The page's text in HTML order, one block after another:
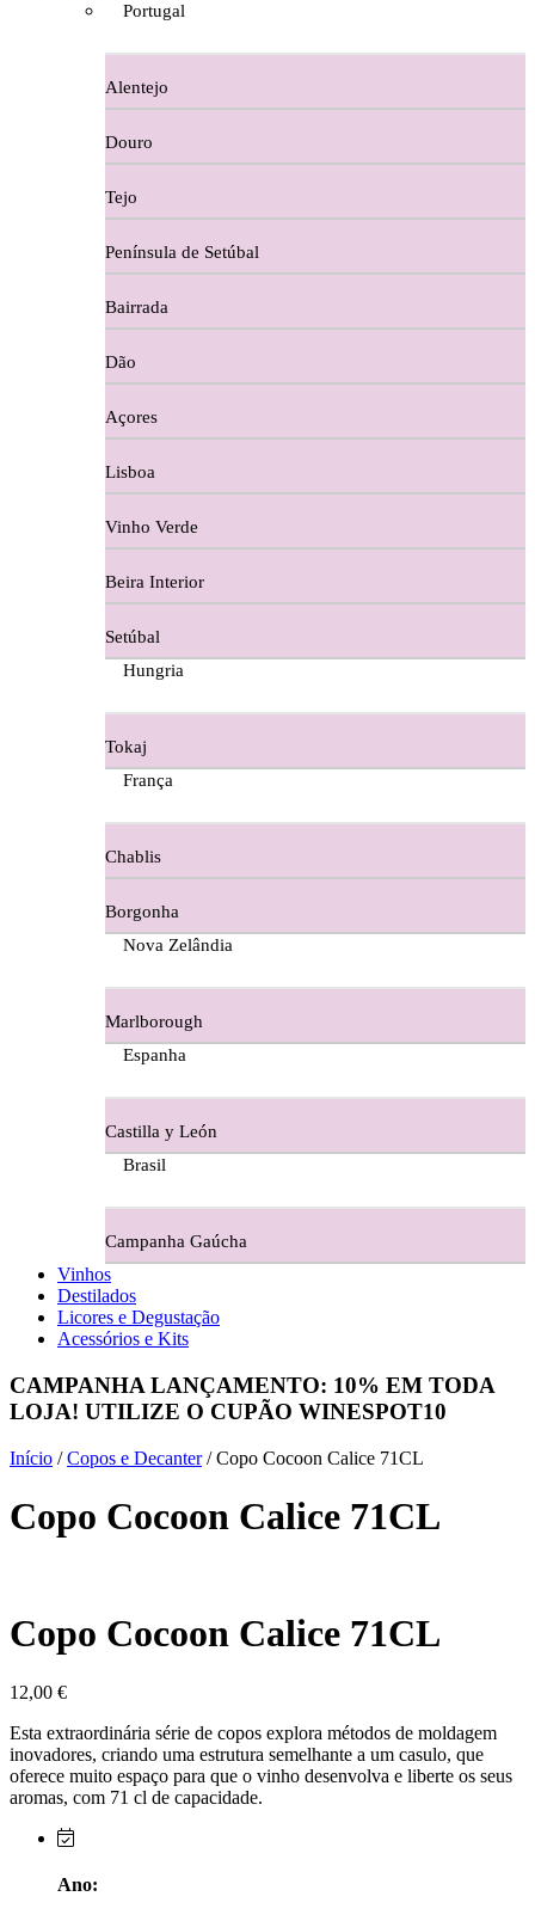
Casa Dos Migueis Douro
Casa Relvas Alentejo
Caves de São João - Bairrada
Charcutaria
Copos e Decanter
Cortes De Reguengo Douro
Digestivos
Divai - Alentejo
Dona Sancha Dão
Doroteia Douro
Ermelinda Freitas - Setubal
Evidencia Dão
Ferraz Wine - Beira Interior
Figueira Coriga - Alentejo
Guerreiro Vinhos - Bairrada
Herdade da Lisboa Alentejo
Herdade Do Freixo - Alentejo
Herdade do Moinho Branco - Alentejo
Herdade do Sobroso Alentejo
Herdade dos Coteis Alentejo
Herdade Papa Leite - Alentejo
Isento - Douro
João Tique - Top Wines - Alentejo
Julian Reynolds - Alentejo
Portugal
Alentejo
Douro
Tejo
Península de Setúbal
Bairrada
Dão
Açores
Lisboa
Vinho Verde
Beira Interior
Setúbal
Hungria
Tokaj
França
Chablis
Borgonha
Nova Zelândia
Marlborough
Espanha
Castilla y León
Brasil
Campanha Gaúcha
Vinhos
Destilados
Licores e Degustação
Acessórios e Kits
CAMPANHA LANÇAMENTO: 10% EM TODA
LOJA! UTILIZE O CUPÃO WINESPOT10
Início /Copos e Decanter/ Copo Cocoon Calice 71CL
Copo Cocoon Calice 71CL
Copo Cocoon Calice 71CL
12,00 €
Esta extraordinária série de copos explora métodos de moldagem
inovadores, criando uma estrutura semelhante a um casulo, que
oferece muito espaço para que o vinho desenvolva e liberte os seus
aromas, com 71 cl de capacidade.
Ano: